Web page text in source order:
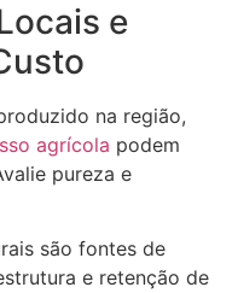
e
na região,
agrícola podem
pureza e
são fontes de
e retenção de